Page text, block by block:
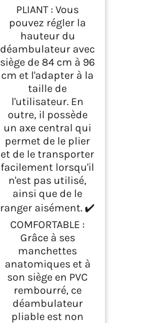
PLIANT : Vous
pouvez régler la
hauteur du
déambulateur avec
siège de 84 cm à 96
cm et l'adapter à la
taille de
l'utilisateur. En
outre, il possède
un axe central qui
permet de le plier
et de le transporter
facilement lorsqu'il
n'est pas utilisé,
ainsi que de le
ranger aisément. ✔️
COMFORTABLE :
Grâce à ses
manchettes
anatomiques et à
son siège en PVC
rembourré, ce
déambulateur
pliable est non